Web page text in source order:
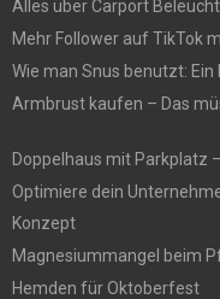
Alles über Carport
Mehr Follower auf TikTok
Wie man Snus benutzt:
Armbrust kaufen – Das
Doppelhaus mit Parkplatz
Optimiere dein
Konzept
Magnesiummangel beim
Hemden für Oktoberfest